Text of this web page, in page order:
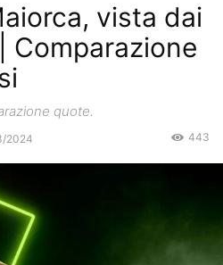
vista dai
Comparazione
quote.
2024 443